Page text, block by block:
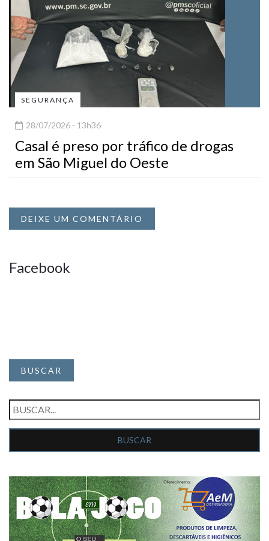
SEGURANÇA
28/07/2026 - 13h36
Casal é preso por tráfico de drogas
em São Miguel do Oeste
DEIXE UM COMENTÁRIO
Facebook
BUSCAR